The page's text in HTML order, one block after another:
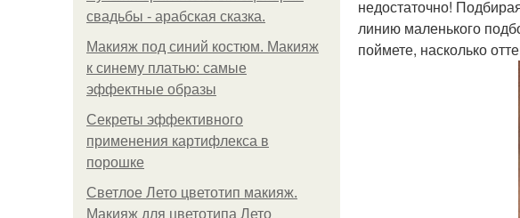
свадьбы - арабская сказка.
Макияж под синий костюм. Макияж
к синему платью: самые
эффектные образы
Секреты эффективного
применения картифлекса в
порошке
Светлое Лето цветотип макияж.
Макияж для цветотипа Лето
недостаточно!
линию маленького
поймете, насколько